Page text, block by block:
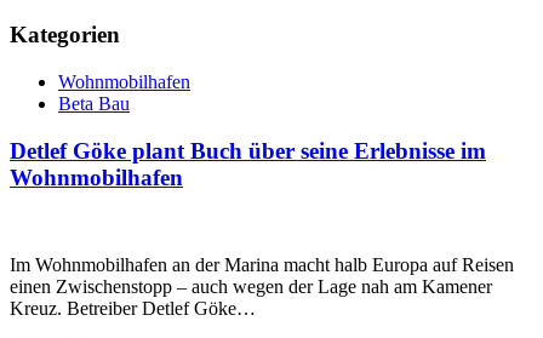
Kategorien
Wohnmobilhafen
Beta Bau
Detlef Göke plant Buch über seine Erlebnisse im
Wohnmobilhafen
Im Wohnmobilhafen an der Marina macht halb Europa auf Reisen
einen Zwischenstopp – auch wegen der Lage nah am Kamener
Kreuz. Betreiber Detlef Göke…